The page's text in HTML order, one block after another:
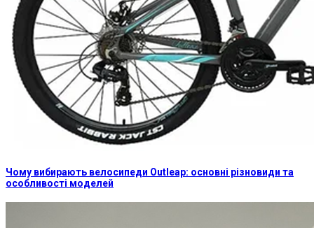
Чому вибирають велосипеди Outleap: основні різновиди та
особливості моделей